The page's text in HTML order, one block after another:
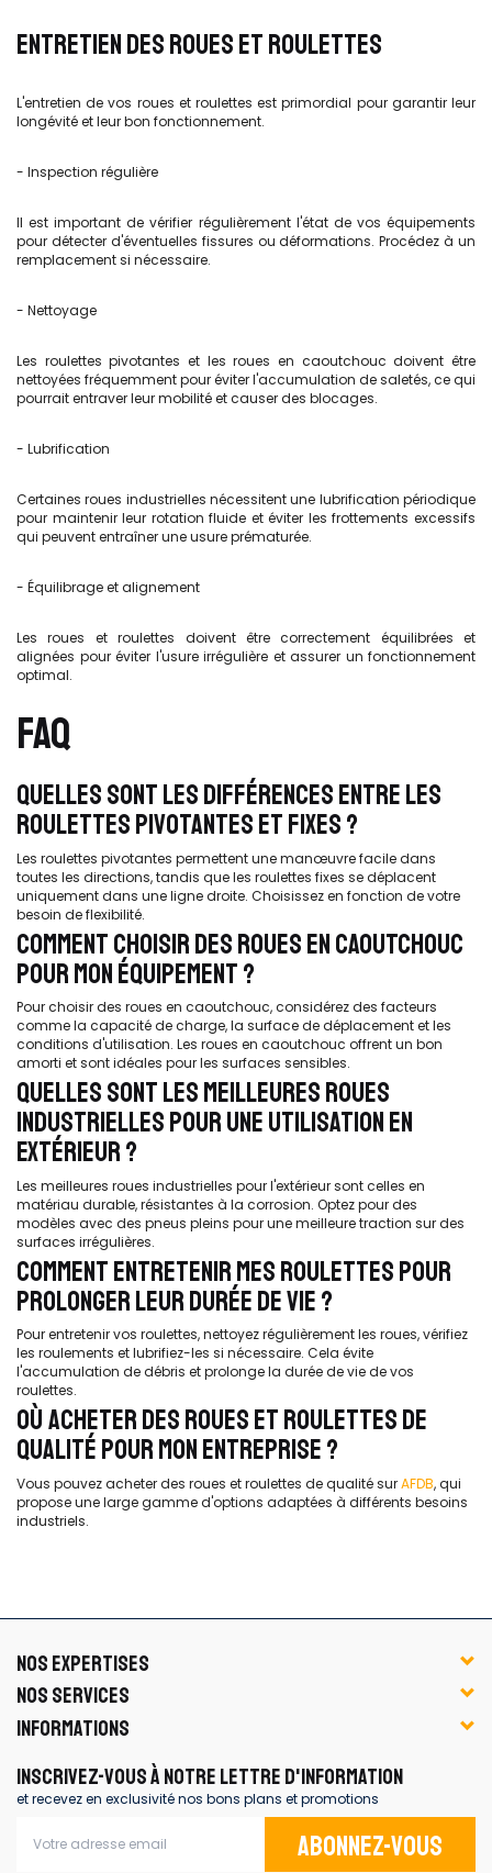
ENTRETIEN DES ROUES ET ROULETTES
L'entretien de vos roues et roulettes est primordial pour garantir leur
longévité et leur bon fonctionnement.
- Inspection régulière
Il est important de vérifier régulièrement l'état de vos équipements
pour détecter d'éventuelles fissures ou déformations. Procédez à un
remplacement si nécessaire.
- Nettoyage
Les roulettes pivotantes et les roues en caoutchouc doivent être
nettoyées fréquemment pour éviter l'accumulation de saletés, ce qui
pourrait entraver leur mobilité et causer des blocages.
- Lubrification
Certaines roues industrielles nécessitent une lubrification périodique
pour maintenir leur rotation fluide et éviter les frottements excessifs
qui peuvent entraîner une usure prématurée.
- Équilibrage et alignement
Les roues et roulettes doivent être correctement équilibrées et
alignées pour éviter l'usure irrégulière et assurer un fonctionnement
optimal.
FAQ
QUELLES SONT LES DIFFÉRENCES ENTRE LES
ROULETTES PIVOTANTES ET FIXES ?
Les roulettes pivotantes permettent une manœuvre facile dans
toutes les directions, tandis que les roulettes fixes se déplacent
uniquement dans une ligne droite. Choisissez en fonction de votre
besoin de flexibilité.
COMMENT CHOISIR DES ROUES EN CAOUTCHOUC
POUR MON ÉQUIPEMENT ?
Pour choisir des roues en caoutchouc, considérez des facteurs
comme la capacité de charge, la surface de déplacement et les
conditions d'utilisation. Les roues en caoutchouc offrent un bon
amorti et sont idéales pour les surfaces sensibles.
QUELLES SONT LES MEILLEURES ROUES
INDUSTRIELLES POUR UNE UTILISATION EN
EXTÉRIEUR ?
Les meilleures roues industrielles pour l'extérieur sont celles en
matériau durable, résistantes à la corrosion. Optez pour des
modèles avec des pneus pleins pour une meilleure traction sur des
surfaces irrégulières.
COMMENT ENTRETENIR MES ROULETTES POUR
PROLONGER LEUR DURÉE DE VIE ?
Pour entretenir vos roulettes, nettoyez régulièrement les roues, vérifiez
les roulements et lubrifiez-les si nécessaire. Cela évite
l'accumulation de débris et prolonge la durée de vie de vos
roulettes.
OÙ ACHETER DES ROUES ET ROULETTES DE
QUALITÉ POUR MON ENTREPRISE ?
Vous pouvez acheter des roues et roulettes de qualité surAFDB, qui
propose une large gamme d'options adaptées à différents besoins
industriels.
NOS EXPERTISES
NOS SERVICES
INFORMATIONS
INSCRIVEZ-VOUS À NOTRE LETTRE D'INFORMATION
et recevez en exclusivité nos bons plans et promotions
Abonnez-vous